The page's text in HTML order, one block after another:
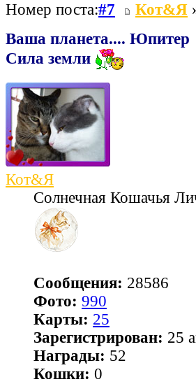
Номер поста:#7 Кот&Я
Ваша планета.... Юпитер
Сила земли
Кот&Я
Солнечная Кошачья
Сообщения: 28586
Фото: 990
Карты: 25
Зарегистрирован: 25
Награды: 52
Кошки: 0